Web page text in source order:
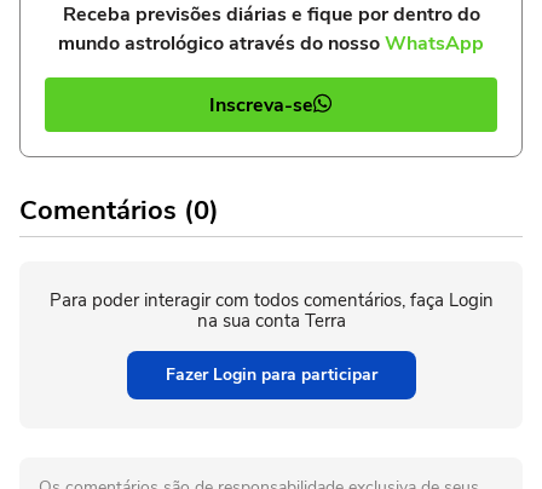
Receba previsões diárias e fique por dentro do
mundo astrológico através do nossoWhatsApp
Inscreva-se
Comentários (0)
Para poder interagir com todos comentários, faça Login
na sua conta Terra
Fazer Login para participar